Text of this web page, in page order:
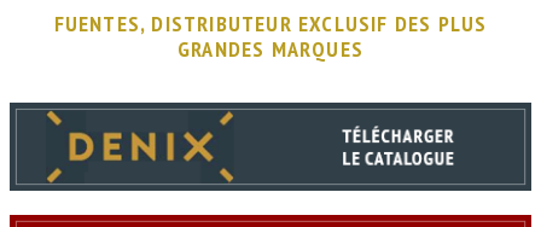
FUENTES, DISTRIBUTEUR EXCLUSIF DES PLUS
GRANDES MARQUES